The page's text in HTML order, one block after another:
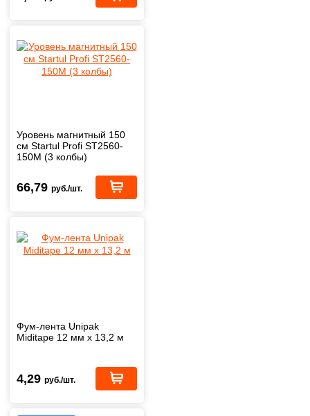
Уровень магнитный 150
см Startul Profi ST2560-
150M (3 колбы)
66,79 руб./шт.
Фум-лента Unipak
Miditape 12 мм х 13,2 м
4,29 руб./шт.